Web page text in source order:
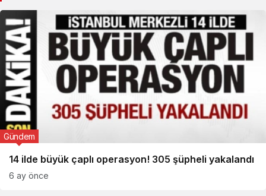
14 ilde büyük çaplı operasyon! 305 şüpheli yakalandı
Gündem
6 ay önce